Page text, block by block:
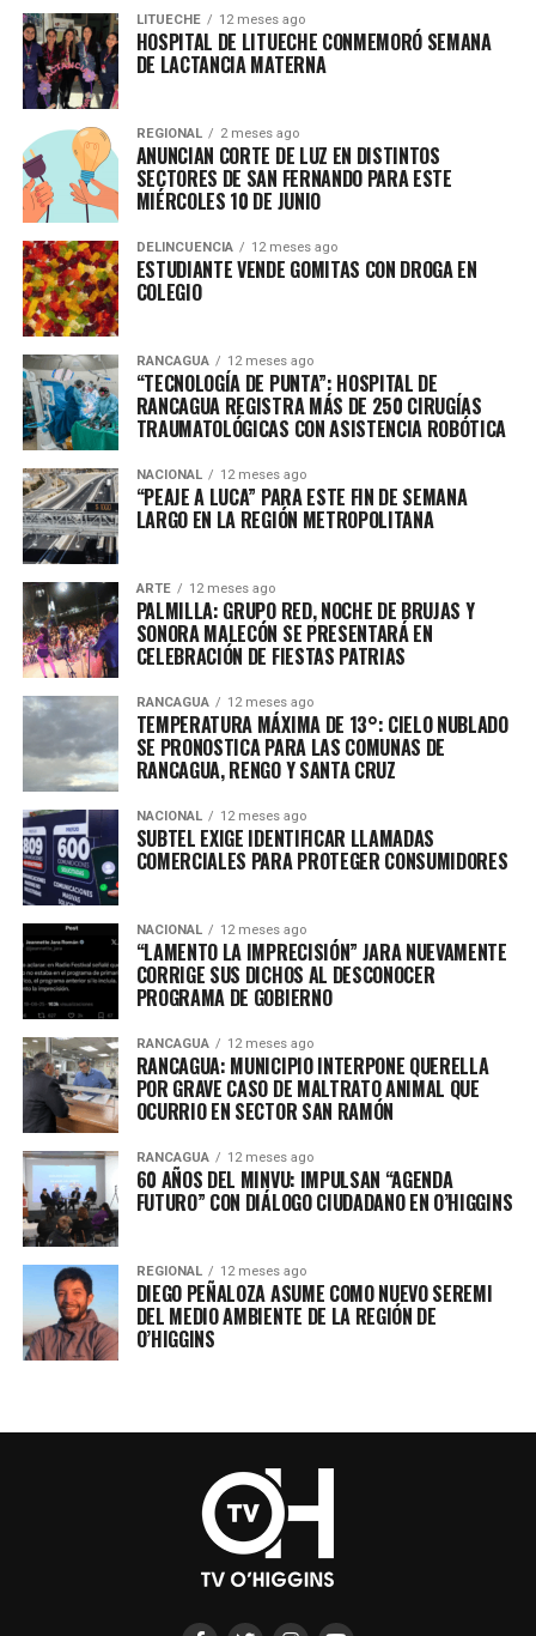
LITUECHE 12 meses ago
HOSPITAL DE LITUECHE CONMEMORÓ SEMANA
DE LACTANCIA MATERNA
REGIONAL 2 meses ago
ANUNCIAN CORTE DE LUZ EN DISTINTOS
SECTORES DE SAN FERNANDO PARA ESTE
MIÉRCOLES 10 DE JUNIO
DELINCUENCIA 12 meses ago
ESTUDIANTE VENDE GOMITAS CON DROGA EN
COLEGIO
RANCAGUA 12 meses ago
“TECNOLOGÍA DE PUNTA”: HOSPITAL DE
RANCAGUA REGISTRA MÁS DE 250 CIRUGÍAS
TRAUMATOLÓGICAS CON ASISTENCIA ROBÓTICA
NACIONAL 12 meses ago
“PEAJE A LUCA” PARA ESTE FIN DE SEMANA
LARGO EN LA REGIÓN METROPOLITANA
ARTE 12 meses ago
PALMILLA: GRUPO RED, NOCHE DE BRUJAS Y
SONORA MALECÓN SE PRESENTARÁ EN
CELEBRACIÓN DE FIESTAS PATRIAS
RANCAGUA 12 meses ago
TEMPERATURA MÁXIMA DE 13°: CIELO NUBLADO
SE PRONOSTICA PARA LAS COMUNAS DE
RANCAGUA, RENGO Y SANTA CRUZ
NACIONAL 12 meses ago
SUBTEL EXIGE IDENTIFICAR LLAMADAS
COMERCIALES PARA PROTEGER CONSUMIDORES
NACIONAL 12 meses ago
“LAMENTO LA IMPRECISIÓN” JARA NUEVAMENTE
CORRIGE SUS DICHOS AL DESCONOCER
PROGRAMA DE GOBIERNO
RANCAGUA 12 meses ago
RANCAGUA: MUNICIPIO INTERPONE QUERELLA
POR GRAVE CASO DE MALTRATO ANIMAL QUE
OCURRIO EN SECTOR SAN RAMÓN
RANCAGUA 12 meses ago
60 AÑOS DEL MINVU: IMPULSAN “AGENDA
FUTURO” CON DIÁLOGO CIUDADANO EN O’HIGGINS
REGIONAL 12 meses ago
DIEGO PEÑALOZA ASUME COMO NUEVO SEREMI
DEL MEDIO AMBIENTE DE LA REGIÓN DE
O’HIGGINS